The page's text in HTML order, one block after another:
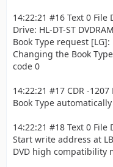
14:22:21 #16 Text 0 File
Drive: HL-DT-ST
Book Type request [LG]:
Changing the Book
code 0
14:22:21 #17 CDR -
Book Type
14:22:21 #18 Text 0 File
Start write address at
DVD high compatibility